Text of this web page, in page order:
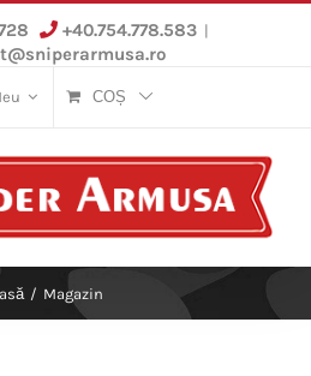
+40.754.778.583
COȘ
/ Magazin